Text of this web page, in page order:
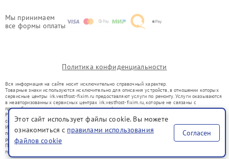
Мы принимаем
все формы оплаты
Политика конфиденциальности
Вся информация на сайте носит исключительно справочный характер.
Товарные знаки используются исключительно для описания устройств, в отношении которых
сервисные центры irk.vestfrost-fixim.ru предоставляют услуги по ремонту. Услуги оказываются
в неавторизованных сервисных центрах irk.vestfrost-fixim.ru, которые не связаны с
правообладателями товарных знаков или их официальными представителями.
Ремонт осуществляется для устройств, уже введенных в гражданский оборот в соответствии
со статьей 1487 ГК РФ.
Использование товарных знаков не преследует цели индивидуализации услуг или введения
потребителей в заблуждение, а служит для информирования о предоставляемых услугах по
ремонту техники указанных брендов.
Представленная на сайте информация не является публичной офертой, определяемой
положениями Статьи 437(2) Гражданского кодекса РФ
Этот сайт использует файлы cookie. Вы можете
ознакомиться с правилами использования
файлов cookie
Согласен